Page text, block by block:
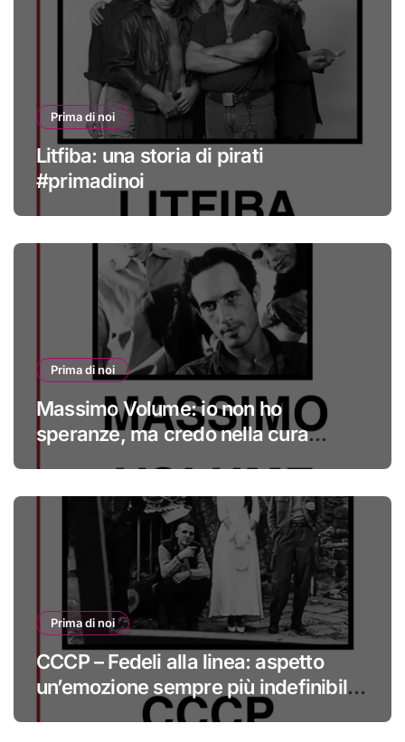
Prima di noi
Litfiba: una storia di pirati
#primadinoi
Prima di noi
Massimo Volume: io non ho
speranze, ma credo nella cura
Prima di noi
CCCP – Fedeli alla linea: aspetto
un’emozione sempre più indefinibile
#primadinoi